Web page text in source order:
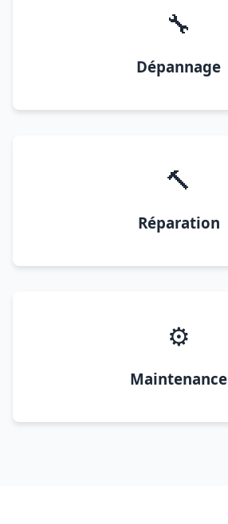
🔧
Dépannage
🔨
Réparation
⚙️
Maintenance